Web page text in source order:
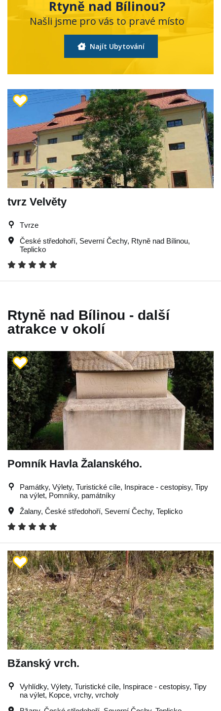
Rtyně nad Bílinou?
Našli jsme pro vás to pravé místo
Najít Ubytování
tvrz Velvěty
Tvrze
České středohoří, Severní Čechy, Rtyně nad Bílinou,
Teplicko
Rtyně nad Bílinou - další
atrakce v okolí
Pomník Havla Žalanského.
Památky, Výlety, Turistické cíle, Inspirace - cestopisy, Tipy
na výlet, Pomníky, památníky
Žalany, České středohoří, Severní Čechy, Teplicko
Bžanský vrch.
Vyhlídky, Výlety, Turistické cíle, Inspirace - cestopisy, Tipy
na výlet, Kopce, vrchy, vrcholy